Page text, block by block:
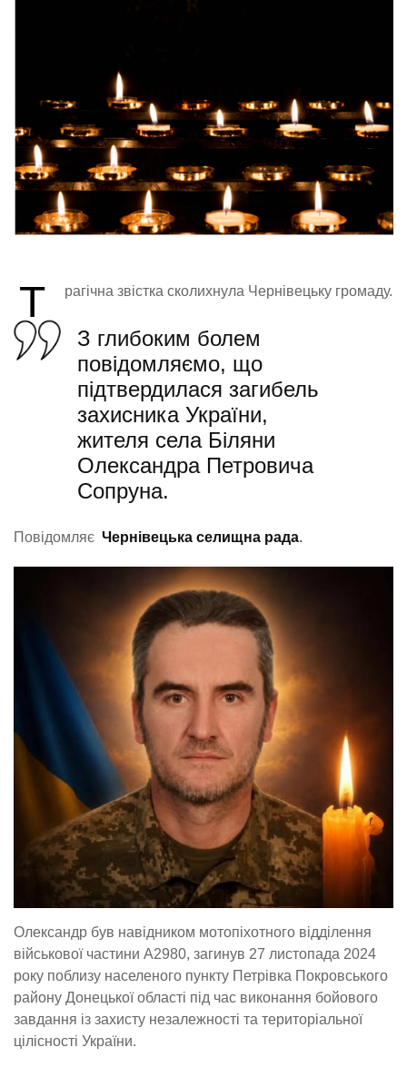
Т рагічна звістка сколихнула Чернівецьку громаду.
З глибоким болем
повідомляємо, що
підтвердилася загибель
захисника України,
жителя села Біляни
Олександра Петровича
Сопруна.
Повідомляє Чернівецька селищна рада.
Олександр був навідником мотопіхотного відділення
військової частини А2980, загинув 27 листопада 2024
року поблизу населеного пункту Петрівка Покровського
району Донецької області під час виконання бойового
завдання із захисту незалежності та територіальної
цілісності України.